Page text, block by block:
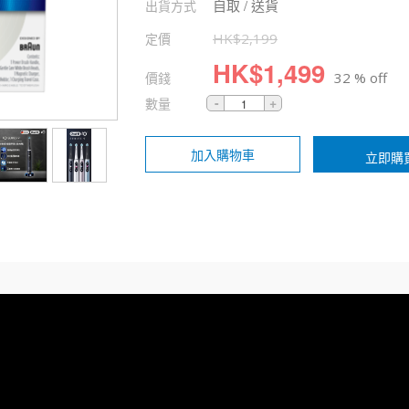
出貨方式 自取 / 送貨
定價 HK$2,199
價錢 HK$1,499 32 % off
數量
加入購物車 立即購